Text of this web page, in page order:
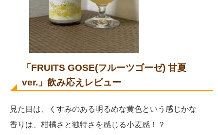
「FRUITS GOSE(フルーツゴーゼ) 甘夏
ver.」飲み応えレビュー
見た目は、くすみのある明るめな黄色という感じかな
香りは、柑橘さと独特さを感じる小麦感！？